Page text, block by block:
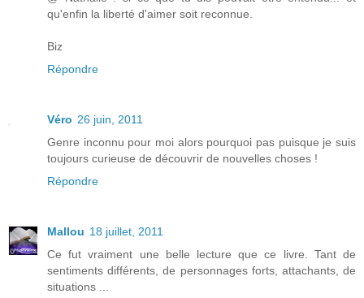
qu'enfin la liberté d'aimer soit reconnue.
Biz
Répondre
Véro 26 juin, 2011
Genre inconnu pour moi alors pourquoi pas puisque je suis
toujours curieuse de découvrir de nouvelles choses !
Répondre
Mallou 18 juillet, 2011
Ce fut vraiment une belle lecture que ce livre. Tant de
sentiments différents, de personnages forts, attachants, de
situations ...